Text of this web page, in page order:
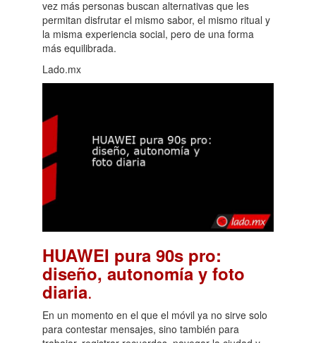
vez más personas buscan alternativas que les
permitan disfrutar el mismo sabor, el mismo ritual y
la misma experiencia social, pero de una forma
más equilibrada.
Lado.mx
HUAWEI pura 90s pro:
diseño, autonomía y foto
diaria.
En un momento en el que el móvil ya no sirve solo
para contestar mensajes, sino también para